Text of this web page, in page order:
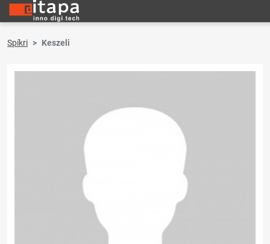
Spíkri Keszeli